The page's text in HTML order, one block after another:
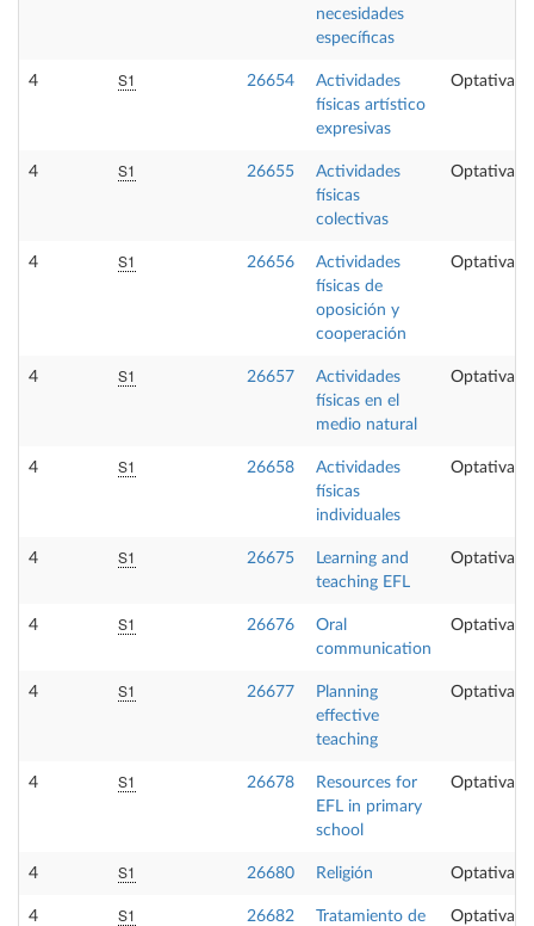
necesidades
específicas
4 S1 26654
Actividades
físicas artístico
expresivas
Optativa
4 S1 26655
Actividades
físicas
colectivas
Optativa
4 S1 26656
Actividades
físicas de
oposición y
cooperación
Optativa
4 S1 26657
Actividades
físicas en el
medio natural
Optativa
4 S1 26658
Actividades
físicas
individuales
Optativa
4 S1 26675
Learning and
teaching EFL
Optativa
4 S1 26676
Oral
communication
Optativa
4 S1 26677
Planning
effective
teaching
Optativa
4 S1 26678
Resources for
EFL in primary
school
Optativa
4 S1 26680 Religión Optativa
4 S1 26682
Tratamiento de
Optativa